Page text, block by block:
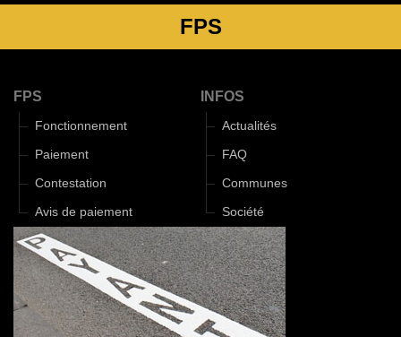
FPS
FPS
Fonctionnement
Paiement
Contestation
Avis de paiement
INFOS
Actualités
FAQ
Communes
Société